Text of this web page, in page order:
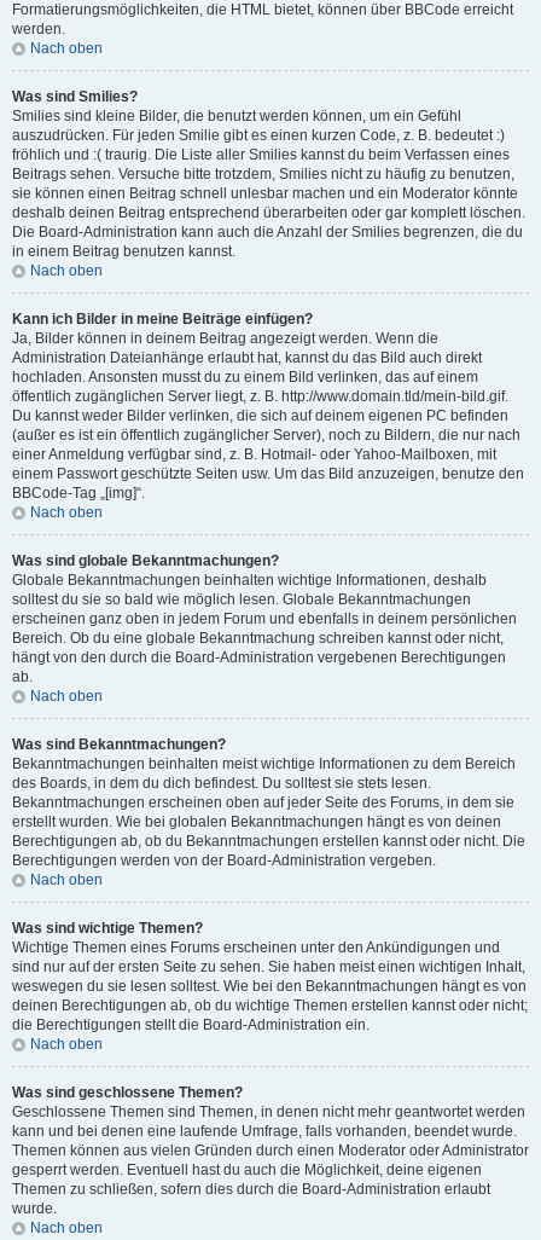
Formatierungsmöglichkeiten, die HTML bietet, können über BBCode erreicht
werden.
Nach oben
Was sind Smilies?
Smilies sind kleine Bilder, die benutzt werden können, um ein Gefühl
auszudrücken. Für jeden Smilie gibt es einen kurzen Code, z. B. bedeutet :)
fröhlich und :( traurig. Die Liste aller Smilies kannst du beim Verfassen eines
Beitrags sehen. Versuche bitte trotzdem, Smilies nicht zu häufig zu benutzen,
sie können einen Beitrag schnell unlesbar machen und ein Moderator könnte
deshalb deinen Beitrag entsprechend überarbeiten oder gar komplett löschen.
Die Board-Administration kann auch die Anzahl der Smilies begrenzen, die du
in einem Beitrag benutzen kannst.
Nach oben
Kann ich Bilder in meine Beiträge einfügen?
Ja, Bilder können in deinem Beitrag angezeigt werden. Wenn die
Administration Dateianhänge erlaubt hat, kannst du das Bild auch direkt
hochladen. Ansonsten musst du zu einem Bild verlinken, das auf einem
öffentlich zugänglichen Server liegt, z. B. http://www.domain.tld/mein-bild.gif.
Du kannst weder Bilder verlinken, die sich auf deinem eigenen PC befinden
(außer es ist ein öffentlich zugänglicher Server), noch zu Bildern, die nur nach
einer Anmeldung verfügbar sind, z. B. Hotmail- oder Yahoo-Mailboxen, mit
einem Passwort geschützte Seiten usw. Um das Bild anzuzeigen, benutze den
BBCode-Tag „[img]“.
Nach oben
Was sind globale Bekanntmachungen?
Globale Bekanntmachungen beinhalten wichtige Informationen, deshalb
solltest du sie so bald wie möglich lesen. Globale Bekanntmachungen
erscheinen ganz oben in jedem Forum und ebenfalls in deinem persönlichen
Bereich. Ob du eine globale Bekanntmachung schreiben kannst oder nicht,
hängt von den durch die Board-Administration vergebenen Berechtigungen
ab.
Nach oben
Was sind Bekanntmachungen?
Bekanntmachungen beinhalten meist wichtige Informationen zu dem Bereich
des Boards, in dem du dich befindest. Du solltest sie stets lesen.
Bekanntmachungen erscheinen oben auf jeder Seite des Forums, in dem sie
erstellt wurden. Wie bei globalen Bekanntmachungen hängt es von deinen
Berechtigungen ab, ob du Bekanntmachungen erstellen kannst oder nicht. Die
Berechtigungen werden von der Board-Administration vergeben.
Nach oben
Was sind wichtige Themen?
Wichtige Themen eines Forums erscheinen unter den Ankündigungen und
sind nur auf der ersten Seite zu sehen. Sie haben meist einen wichtigen Inhalt,
weswegen du sie lesen solltest. Wie bei den Bekanntmachungen hängt es von
deinen Berechtigungen ab, ob du wichtige Themen erstellen kannst oder nicht;
die Berechtigungen stellt die Board-Administration ein.
Nach oben
Was sind geschlossene Themen?
Geschlossene Themen sind Themen, in denen nicht mehr geantwortet werden
kann und bei denen eine laufende Umfrage, falls vorhanden, beendet wurde.
Themen können aus vielen Gründen durch einen Moderator oder Administrator
gesperrt werden. Eventuell hast du auch die Möglichkeit, deine eigenen
Themen zu schließen, sofern dies durch die Board-Administration erlaubt
wurde.
Nach oben